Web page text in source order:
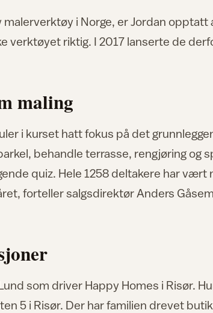
i Norge, er Jordan opptatt
verktøyet riktig. I 2017 lanserte de
maling
i kurset hatt fokus på det
behandle terrasse, rengjøring og
quiz. Hele 1258 deltakere har vært
forteller salgsdirektør Anders
som driver Happy Homes i Risør.
5 i Risør. Der har familien drevet